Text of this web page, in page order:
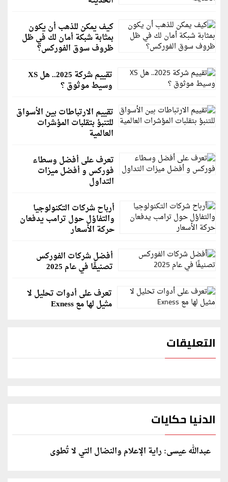
كيف يمكن للذهب أن يكون
بمثابة شبكة أمان لك في ظل
ظروف سوق الفوركس؟
تقييم شركة 2025.. هل XS
وسيط موثوق ؟
تقييم الارتباطات بين الأسواق
للتنبؤ بتقلبات المؤشرات
العالمية
تعرف على أفضل وسطاء
فوركس و أفضل ميزات
التداول
أرباح شركات التكنولوجيا
والتفاؤل حول ترامب يدفعان
حركة الأسعار
أفضل شركات الفوركس
تصنيفًا في عام 2025
تعرف على أدوات تحليل لا
مثيل لها مع Exness
التعليقات
الدنيا حكايات
عبدالله عيسى: راية الإعلام والنضال التي لا تُطوى